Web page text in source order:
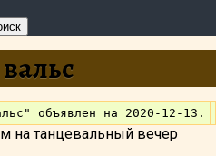
на танцевальный вечер